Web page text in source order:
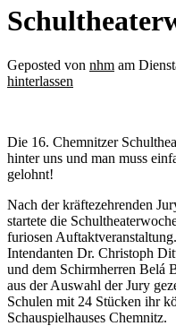
Geposted von nhm am
hinterlassen
Die 16. Chemnitzer
hinter uns und man muss
gelohnt!
Nach der kräftezehrenden
startete die
furiosen
Intendanten Dr. Christoph
und dem Schirmherren Belá
aus der Auswahl der Jury
Schulen mit 24 Stücken ihr
Schauspielhauses Chemnitz.